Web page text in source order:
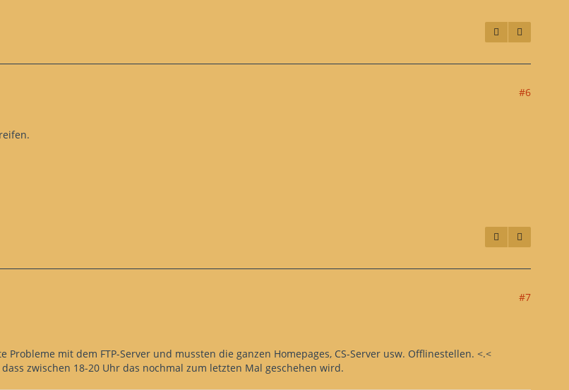
#6
#7
Probleme mit dem FTP-Server und mussten die ganzen Homepages, CS-Server usw. Offlinestellen. <.<
zwischen 18-20 Uhr das nochmal zum letzten Mal geschehen wird.